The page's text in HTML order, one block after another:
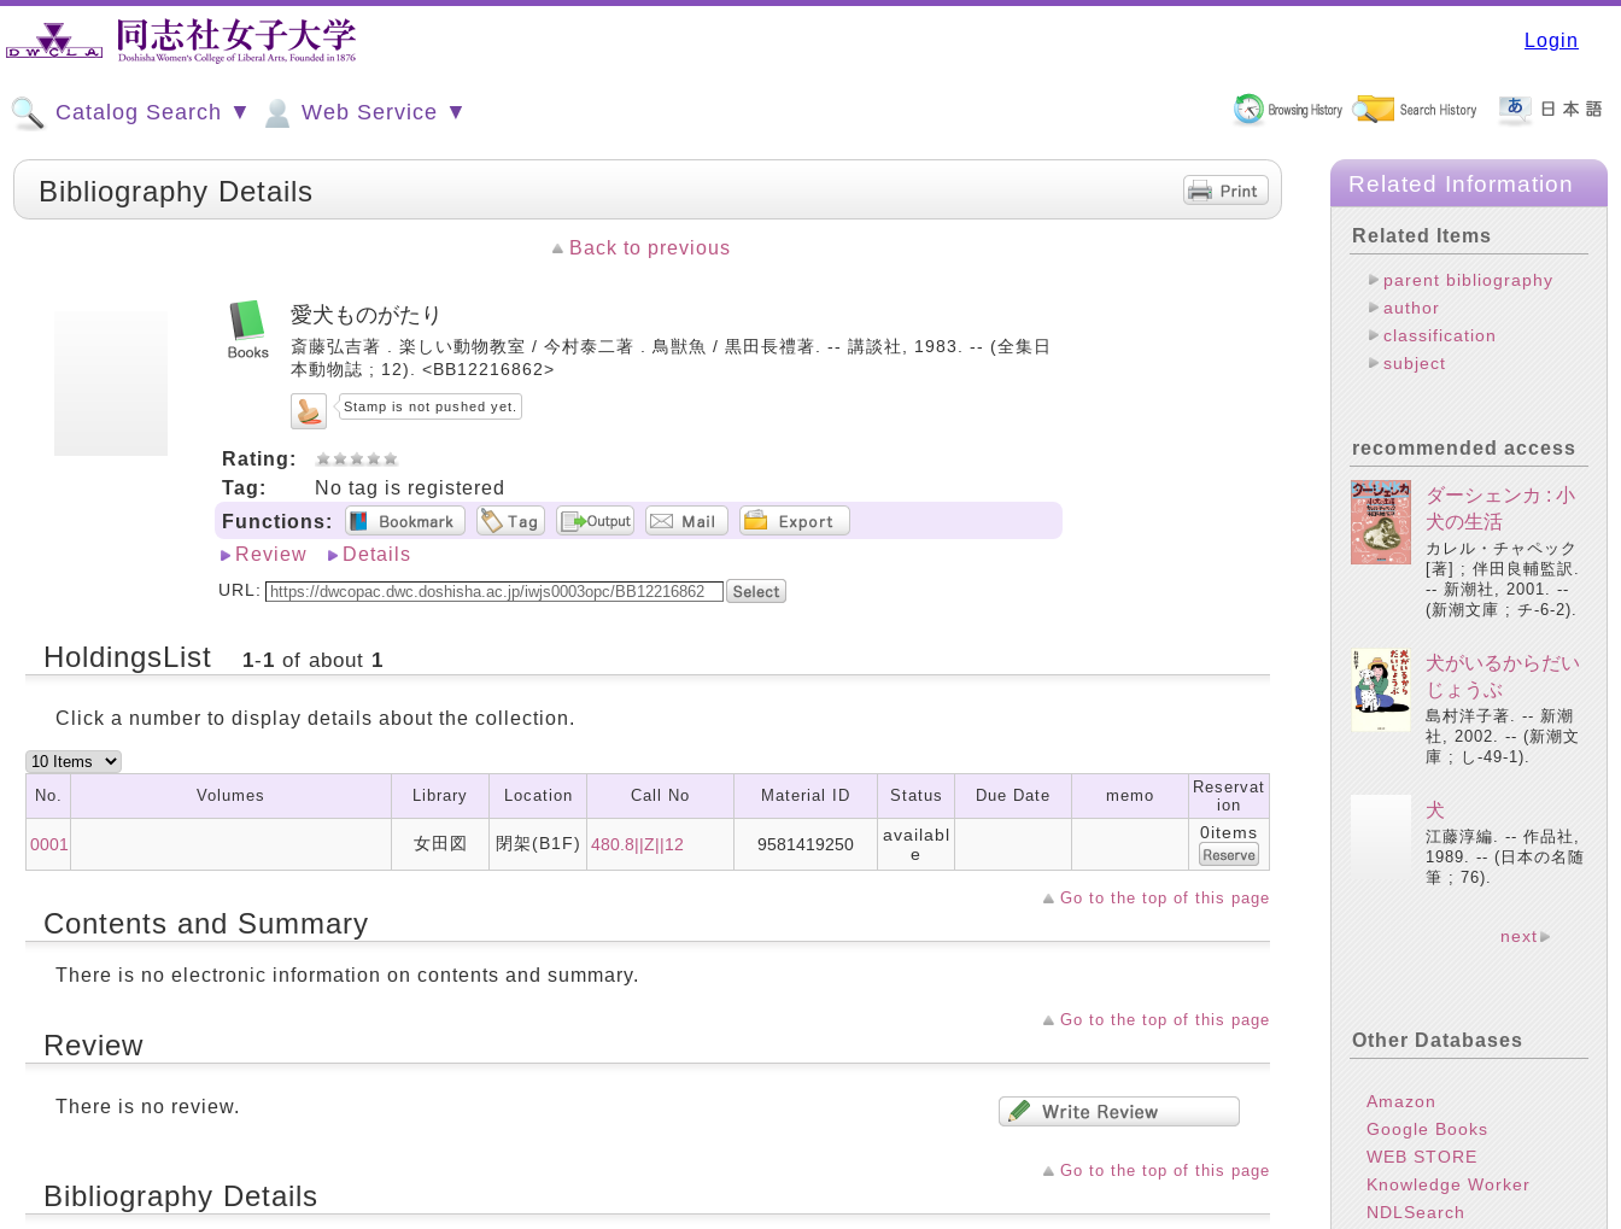
Login
Catalog Search ▼ Web Service ▼
Bibliography Details
Back to previous
愛犬ものがたり
斎藤弘吉著 . 楽しい動物教室 / 今村泰二著 . 鳥獣魚 / 黒田長禮著. -- 講談社, 1983. -- (全集日
本動物誌 ; 12). <BB12216862>
Stamp is not pushed yet.
Rating:
Tag:
No tag is registered
Functions:
Review
Details
URL:
HoldingsList 1-1 of about 1
Click a number to display details about the collection.
No. Volumes Library Location Call No Material ID Status Due Date memo
Reservat
ion
0001 女田図 閉架(B1F) 480.8||Z||12 9581419250
availabl
e
0items
Go to the top of this page
Contents and Summary
There is no electronic information on contents and summary.
Go to the top of this page
Review
There is no review.
Go to the top of this page
Bibliography Details
Related Information
Related Items
parent bibliography
author
classification
subject
recommended access
ダーシェンカ : 小
犬の生活
カレル・チャペック
[著] ; 伴田良輔監訳.
-- 新潮社, 2001. --
(新潮文庫 ; チ-6-2).
犬がいるからだい
じょうぶ
島村洋子著. -- 新潮
社, 2002. -- (新潮文
庫 ; し-49-1).
犬
江藤淳編. -- 作品社,
1989. -- (日本の名随
筆 ; 76).
next
Other Databases
Amazon
Google Books
WEB STORE
Knowledge Worker
NDLSearch